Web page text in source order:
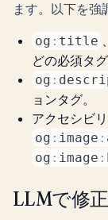
ます。以下を強
og : title 、
どの必須タグ
og :
ョンタグ。
アクセシビ
og : image :
og : image :
LLMで修